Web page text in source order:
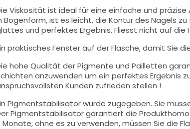
Viskosität ist ideal für eine einfache und präzise
Bogenform, ist es leicht, die Kontur des Nagels
und perfektes Ergebnis. Fliesst nicht auf die
praktisches Fenster auf der Flasche, damit Sie
hohe Qualität der Pigmente und Pailletten
anzuwenden um ein perfektes Ergebnis
Kunden zufrieden stellen !
Pigmentstabilisator wurde zugegeben. Sie
Pigmentstabilisator garantiert die
Monate, ohne es zu verwenden, müssen Sie die